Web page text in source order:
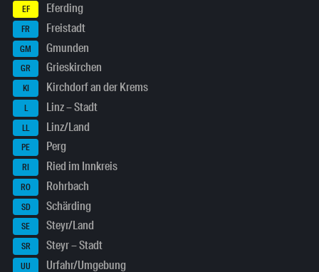
EF Eferding
FR Freistadt
GM Gmunden
GR Grieskirchen
KI Kirchdorf an der Krems
L Linz – Stadt
LL Linz/Land
PE Perg
RI Ried im Innkreis
RO Rohrbach
SD Schärding
SE Steyr/Land
SR Steyr – Stadt
UU Urfahr/Umgebung